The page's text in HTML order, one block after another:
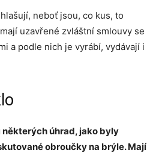
neboť jsou, co kus, to
uzavřené zvláštní smlouvy se
a podle nich je vyrábí, vydávají i
některých úhrad, jako byly
obroučky na brýle. Mají